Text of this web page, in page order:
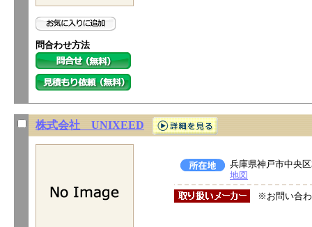
問合わせ方法
株式会社 UNIXEED
兵庫県神戸市中央
地図
※お問い合